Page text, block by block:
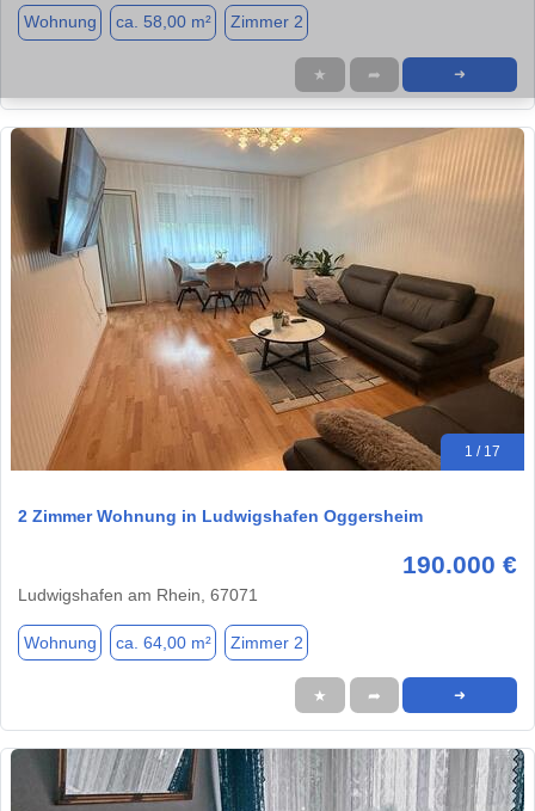
Wohnung ca. 58,00 m² Zimmer 2
★ ➦ ➜
1 / 17
2 Zimmer Wohnung in Ludwigshafen Oggersheim
190.000 €
Ludwigshafen am Rhein, 67071
Wohnung ca. 64,00 m² Zimmer 2
★ ➦ ➜